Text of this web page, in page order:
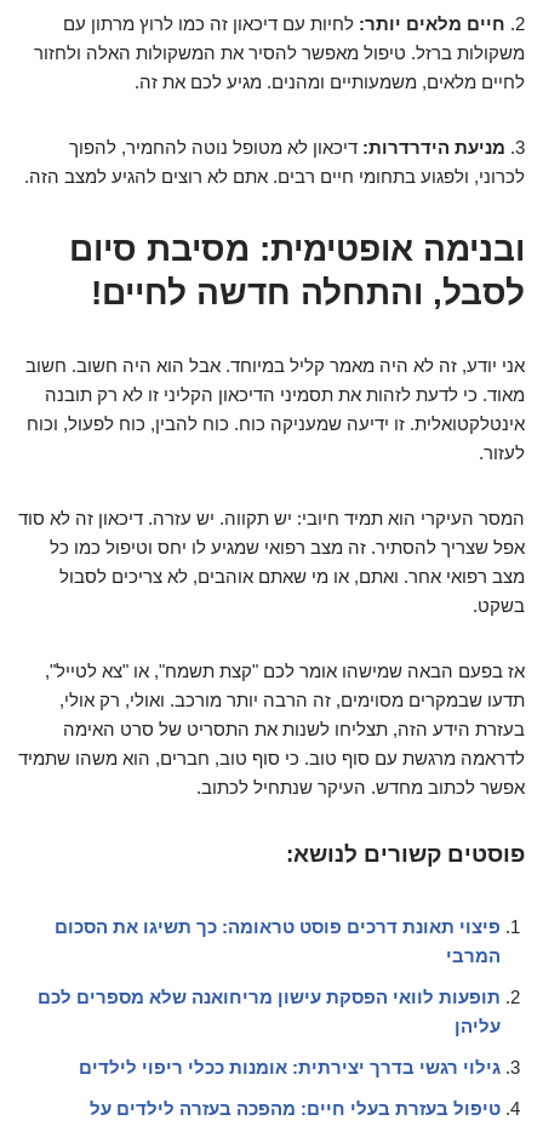
2. חיים מלאים יותר: לחיות עם דיכאון זה כמו לרוץ מרתון עם
משקולות ברזל. טיפול מאפשר להסיר את המשקולות האלה ולחזור
לחיים מלאים, משמעותיים ומהנים. מגיע לכם את זה.
3. מניעת הידרדרות: דיכאון לא מטופל נוטה להחמיר, להפוך
לכרוני, ולפגוע בתחומי חיים רבים. אתם לא רוצים להגיע למצב הזה.
ובנימה אופטימית: מסיבת סיום
לסבל, והתחלה חדשה לחיים!
אני יודע, זה לא היה מאמר קליל במיוחד. אבל הוא היה חשוב. חשוב
מאוד. כי לדעת לזהות את תסמיני הדיכאון הקליני זו לא רק תובנה
אינטלקטואלית. זו ידיעה שמעניקה כוח. כוח להבין, כוח לפעול, וכוח
לעזור.
המסר העיקרי הוא תמיד חיובי: יש תקווה. יש עזרה. דיכאון זה לא סוד
אפל שצריך להסתיר. זה מצב רפואי שמגיע לו יחס וטיפול כמו כל
מצב רפואי אחר. ואתם, או מי שאתם אוהבים, לא צריכים לסבול
בשקט.
אז בפעם הבאה שמישהו אומר לכם "קצת תשמח", או "צא לטייל",
תדעו שבמקרים מסוימים, זה הרבה יותר מורכב. ואולי, רק אולי,
בעזרת הידע הזה, תצליחו לשנות את התסריט של סרט האימה
לדראמה מרגשת עם סוף טוב. כי סוף טוב, חברים, הוא משהו שתמיד
אפשר לכתוב מחדש. העיקר שנתחיל לכתוב.
פוסטים קשורים לנושא:
פיצוי תאונת דרכים פוסט טראומה: כך תשיגו את הסכום
המרבי
תופעות לוואי הפסקת עישון מריחואנה שלא מספרים לכם
עליהן
גילוי רגשי בדרך יצירתית: אומנות ככלי ריפוי לילדים
טיפול בעזרת בעלי חיים: מהפכה בעזרה לילדים על